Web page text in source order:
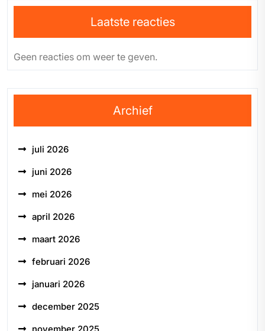
Laatste reacties
Geen reacties om weer te geven.
Archief
juli 2026
juni 2026
mei 2026
april 2026
maart 2026
februari 2026
januari 2026
december 2025